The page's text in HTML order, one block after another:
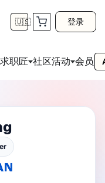
🇺🇸 登录
求职匠 社区活动 会员